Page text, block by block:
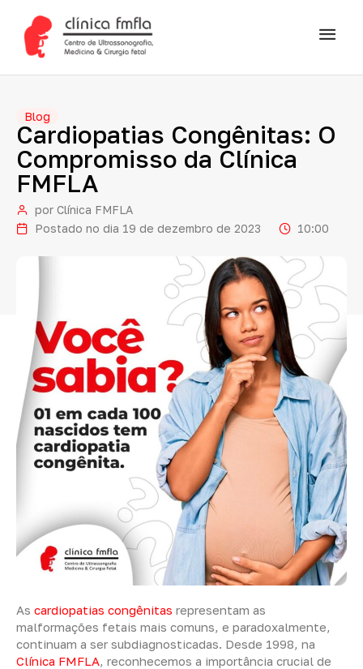
Blog
Cardiopatias Congênitas: O
Compromisso da Clínica
FMFLA
por Clínica FMFLA
Postado no dia 19 de dezembro de 2023 10:00
As cardiopatias congênitas representam as
malformações fetais mais comuns, e paradoxalmente,
continuam a ser subdiagnosticadas. Desde 1998, na
Clínica FMFLA, reconhecemos a importância crucial de